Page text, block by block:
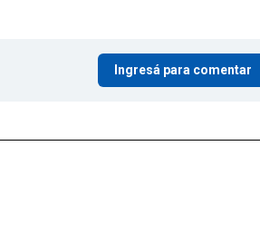
Ingresá para comentar